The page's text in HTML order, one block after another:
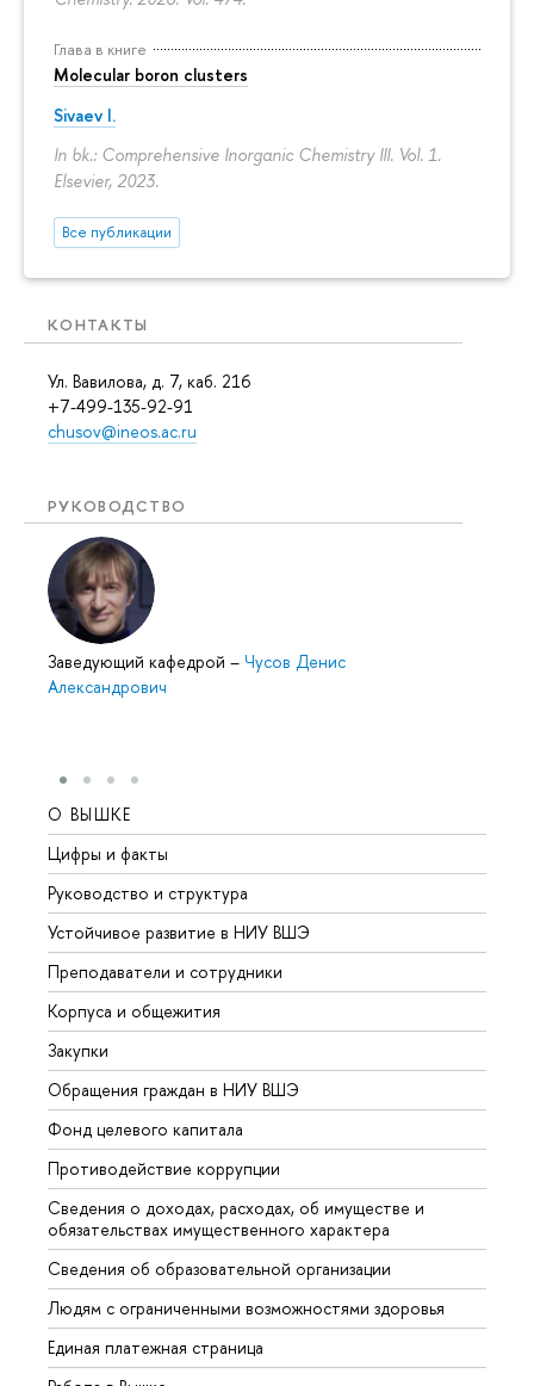
Глава в книге
Molecular boron clusters
Sivaev I.
In bk.: Comprehensive Inorganic Chemistry III. Vol. 1.
Elsevier, 2023.
Все публикации
КОНТАКТЫ
Ул. Вавилова, д. 7, каб. 216
+7-499-135-92-91
chusov@ineos.ac.ru
РУКОВОДСТВО
Заведующий кафедрой – Чусов Денис
Александрович
О ВЫШКЕ
Цифры и факты
Руководство и структура
Устойчивое развитие в НИУ ВШЭ
Преподаватели и сотрудники
Корпуса и общежития
Закупки
Обращения граждан в НИУ ВШЭ
Фонд целевого капитала
Противодействие коррупции
Сведения о доходах, расходах, об имуществе и
обязательствах имущественного характера
Сведения об образовательной организации
Людям с ограниченными возможностями здоровья
Единая платежная страница